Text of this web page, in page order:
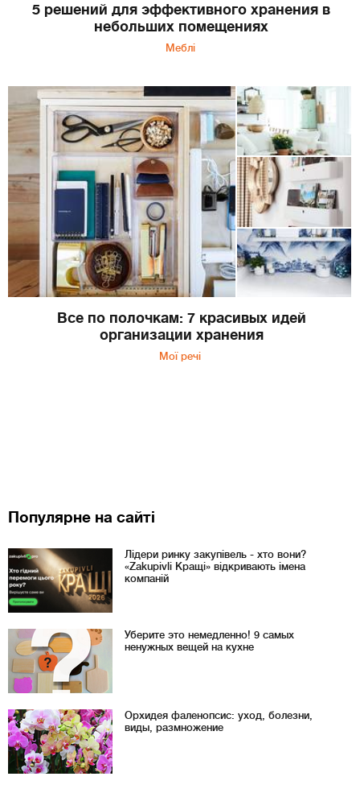
5 решений для эффективного хранения в
небольших помещениях
Меблі
Все по полочкам: 7 красивых идей
организации хранения
Мої речі
Популярне на сайті
Лідери ринку закупівель - хто вони?
«Zakupivli Кращі» відкривають імена
компаній
Уберите это немедленно! 9 самых
ненужных вещей на кухне
Орхидея фаленопсис: уход, болезни,
виды, размножение